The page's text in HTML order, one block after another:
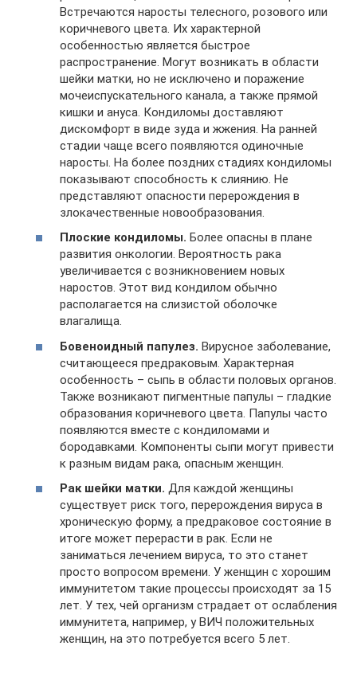
Встречаются наросты телесного, розового или
коричневого цвета. Их характерной
особенностью является быстрое
распространение. Могут возникать в области
шейки матки, но не исключено и поражение
мочеиспускательного канала, а также прямой
кишки и ануса. Кондиломы доставляют
дискомфорт в виде зуда и жжения. На ранней
стадии чаще всего появляются одиночные
наросты. На более поздних стадиях кондиломы
показывают способность к слиянию. Не
представляют опасности перерождения в
злокачественные новообразования.
Плоские кондиломы. Более опасны в плане
развития онкологии. Вероятность рака
увеличивается с возникновением новых
наростов. Этот вид кондилом обычно
располагается на слизистой оболочке
влагалища.
Бовеноидный папулез. Вирусное заболевание,
считающееся предраковым. Характерная
особенность – сыпь в области половых органов.
Также возникают пигментные папулы – гладкие
образования коричневого цвета. Папулы часто
появляются вместе с кондиломами и
бородавками. Компоненты сыпи могут привести
к разным видам рака, опасным женщин.
Рак шейки матки. Для каждой женщины
существует риск того, перерождения вируса в
хроническую форму, а предраковое состояние в
итоге может перерасти в рак. Если не
заниматься лечением вируса, то это станет
просто вопросом времени. У женщин с хорошим
иммунитетом такие процессы происходят за 15
лет. У тех, чей организм страдает от ослабления
иммунитета, например, у ВИЧ положительных
женщин, на это потребуется всего 5 лет.